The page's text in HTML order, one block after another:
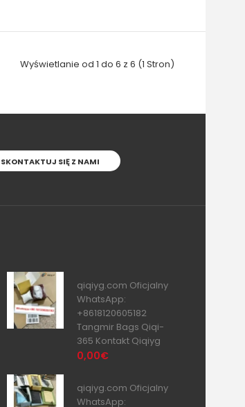
Wyświetlanie od 1 do 6 z 6 (1 Stron)
SKONTAKTUJ SIĘ Z NAMI
qiqiyg.com Oficjalny
WhatsApp:
+8618120605182
Tangmir Bags Qiqi-
365 Kontakt Qiqiyg
0,00€
qiqiyg.com Oficjalny
WhatsApp: